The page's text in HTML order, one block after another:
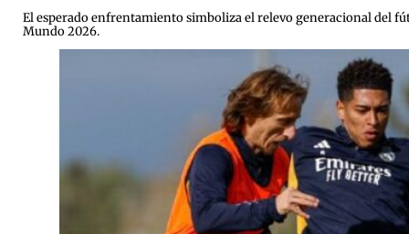
El esperado enfrentamiento simboliza el relevo generacional del
Mundo 2026.